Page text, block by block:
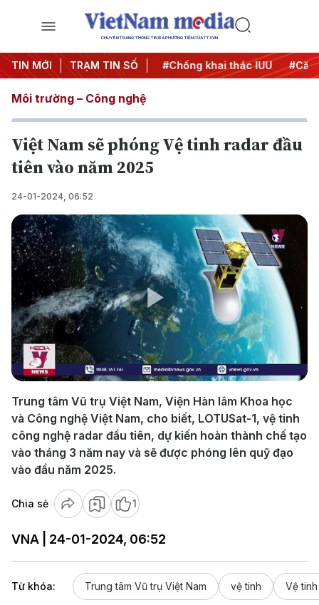
CHUYÊN TRANG THÔNG TIN ĐA PHƯƠNG TIỆN CỦA TTXVN
TIN MỚI TRẠM TIN SỐ
#Chiến dịch 500 ngày đêm #Chống khai thác IUU
Môi trường – Công nghệ
Việt Nam sẽ phóng Vệ tinh radar đầu
tiên vào năm 2025
24-01-2024, 06:52
Play
Video
Trung tâm Vũ trụ Việt Nam, Viện Hàn lâm Khoa học
và Công nghệ Việt Nam, cho biết, LOTUSat-1, vệ tinh
công nghệ radar đầu tiên, dự kiến hoàn thành chế tạo
vào tháng 3 năm nay và sẽ được phóng lên quỹ đạo
vào đầu năm 2025.
Chia sẻ 1
VNA | 24-01-2024, 06:52
Từ khóa: Trung tâm Vũ trụ Việt Nam vệ tinh Vệ